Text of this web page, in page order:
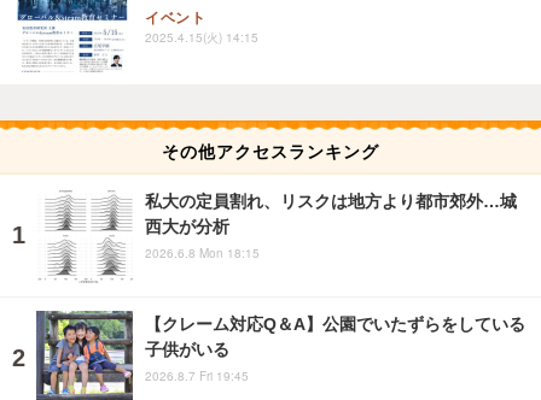
イベント
2025.4.15(火) 14:15
その他アクセスランキング
私大の定員割れ、リスクは地方より都市郊外…城
西大が分析
2026.6.8 Mon 18:15
【クレーム対応Q＆A】公園でいたずらをしている
子供がいる
2026.8.7 Fri 19:45